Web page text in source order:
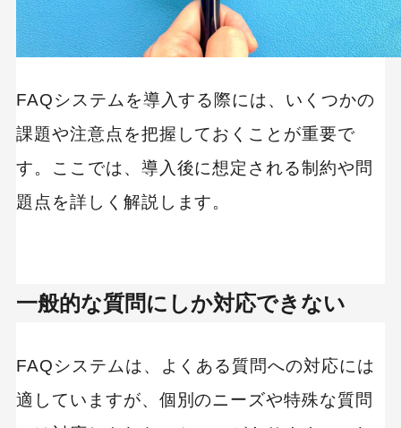
FAQシステムを導入する際には、いくつかの
課題や注意点を把握しておくことが重要で
す。ここでは、導入後に想定される制約や問
題点を詳しく解説します。
一般的な質問にしか対応できない
FAQシステムは、よくある質問への対応には
適していますが、個別のニーズや特殊な質問